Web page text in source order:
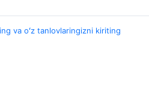
va oʻz tanlovlaringizni kiriting